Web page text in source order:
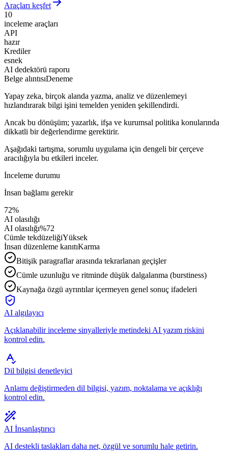
Araçları keşfet
10
inceleme araçları
API
hazır
Krediler
esnek
AI dedektörü raporu
Belge alıntısıDeneme
Yapay zeka, birçok alanda yazma, analiz ve düzenlemeyi
hızlandırarak bilgi işini temelden yeniden şekillendirdi.
Ancak bu dönüşüm; yazarlık, ifşa ve kurumsal politika konularında
dikkatli bir değerlendirme gerektirir.
Aşağıdaki tartışma, sorumlu uygulama için dengeli bir çerçeve
aracılığıyla bu etkileri inceler.
İnceleme durumu
İnsan bağlamı gerekir
72%
AI olasılığı
AI olasılığı%72
Cümle tekdüzeliğiYüksek
İnsan düzenleme kanıtıKarma
Bitişik paragraflar arasında tekrarlanan geçişler
Cümle uzunluğu ve ritminde düşük dalgalanma (burstiness)
Kaynağa özgü ayrıntılar içermeyen genel sonuç ifadeleri
AI algılayıcı
Açıklanabilir inceleme sinyalleriyle metindeki AI yazım riskini
kontrol edin.
Dil bilgisi denetleyici
Anlamı değiştirmeden dil bilgisi, yazım, noktalama ve açıklığı
kontrol edin.
AI İnsanlaştırıcı
AI destekli taslakları daha net, özgül ve sorumlu hale getirin.